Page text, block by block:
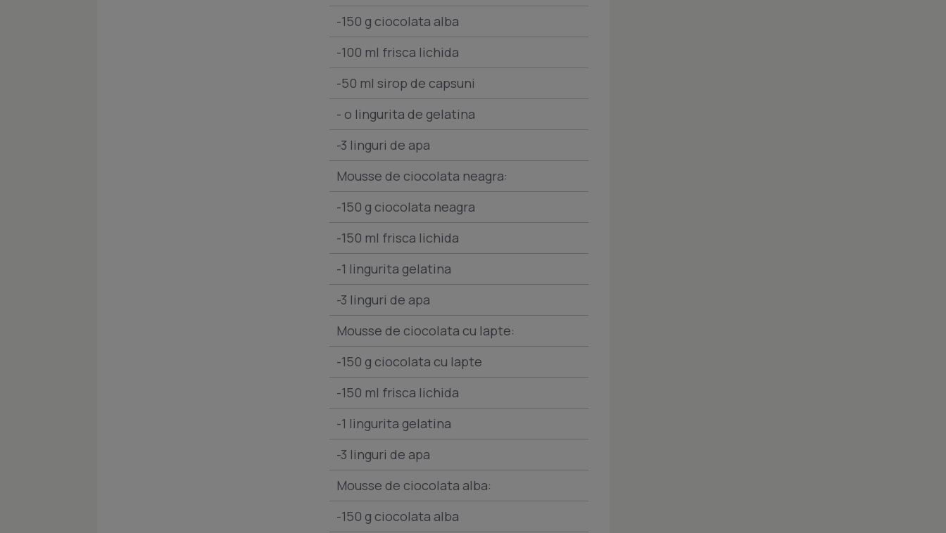
-150 g ciocolata alba
-100 ml frisca lichida
-50 ml sirop de capsuni
- o lingurita de gelatina
-3 linguri de apa
Mousse de ciocolata neagra:
-150 g ciocolata neagra
-150 ml frisca lichida
-1 lingurita gelatina
-3 linguri de apa
Mousse de ciocolata cu lapte:
-150 g ciocolata cu lapte
-150 ml frisca lichida
-1 lingurita gelatina
-3 linguri de apa
Mousse de ciocolata alba:
-150 g ciocolata alba